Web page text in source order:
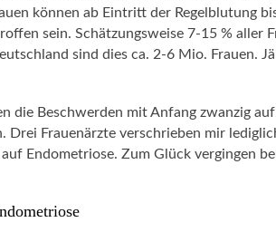
können ab Eintritt der Regelblutung
sein. Schätzungsweise 7-15 % aller
sind dies ca. 2-6 Mio. Frauen.
die Beschwerden mit Anfang zwanzig
Drei Frauenärzte verschrieben mir
Endometriose. Zum Glück vergingen